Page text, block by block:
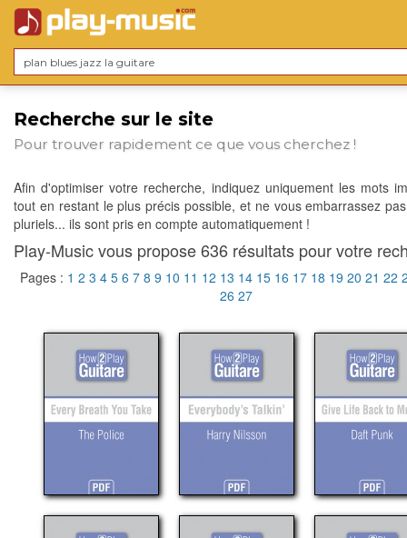
Recherche sur le site
Pour trouver rapidement ce que vous cherchez !
Afin d'optimiser votre recherche, indiquez uniquement les mots
tout en restant le plus précis possible, et ne vous embarrassez
pluriels... ils sont pris en compte automatiquement !
Play-Music vous propose 636 résultats pour votre
Pages : 1 2 3 4 5 6 7 8 9 10 11 12 13 14 15 16 17 18 19 20 21 22
26 27